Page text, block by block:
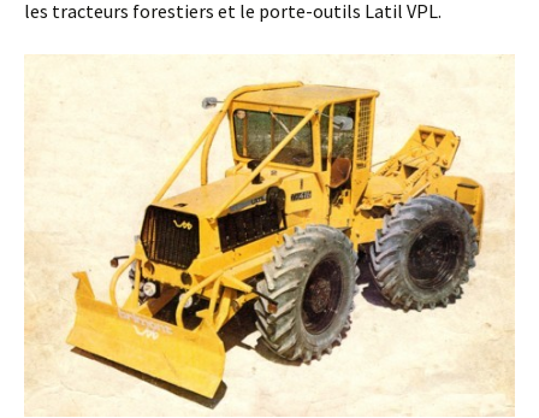
les tracteurs forestiers et le porte-outils Latil VPL.